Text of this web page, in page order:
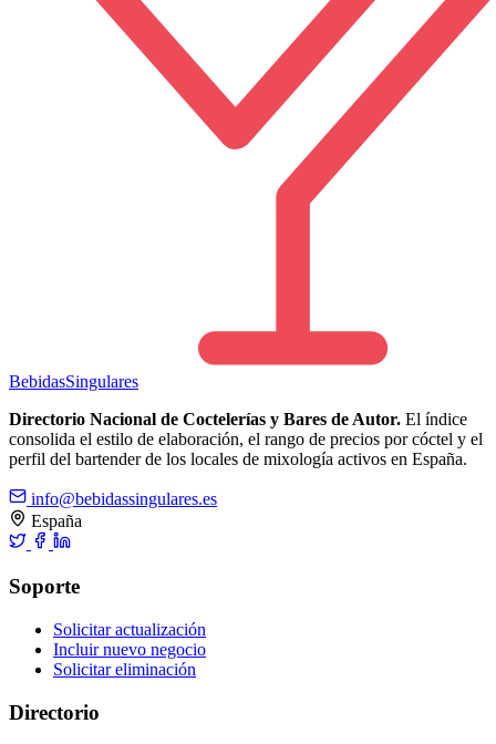
BebidasSingulares
Directorio Nacional de Coctelerías y Bares de Autor. El índice
consolida el estilo de elaboración, el rango de precios por cóctel y el
perfil del bartender de los locales de mixología activos en España.
info@bebidassingulares.es
España
Soporte
Solicitar actualización
Incluir nuevo negocio
Solicitar eliminación
Directorio